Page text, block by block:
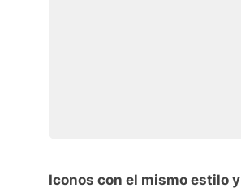
Iconos con el mismo estilo